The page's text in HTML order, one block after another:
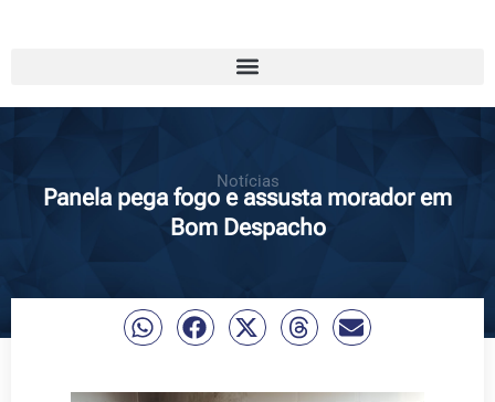
Notícias
Panela pega fogo e assusta morador em
Bom Despacho